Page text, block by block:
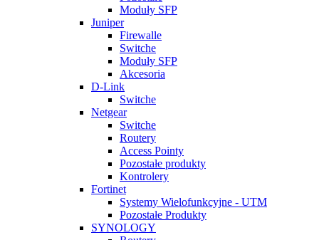
Moduły SFP
Juniper
Firewalle
Switche
Moduły SFP
Akcesoria
D-Link
Switche
Netgear
Switche
Routery
Access Pointy
Pozostałe produkty
Kontrolery
Fortinet
Systemy Wielofunkcyjne - UTM
Pozostałe Produkty
SYNOLOGY